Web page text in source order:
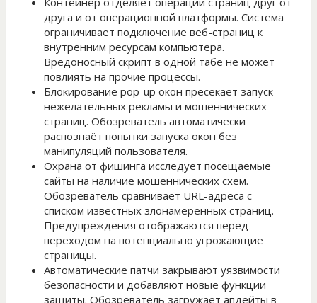
друга и от операционной платформы. Система
ограничивает подключение веб-страниц к
внутренним ресурсам компьютера.
Вредоносный скрипт в одной табе не может
повлиять на прочие процессы.
Блокирование pop-up окон пресекает запуск
нежелательных рекламы и мошеннических
страниц. Обозреватель автоматически
распознаёт попытки запуска окон без
манипуляций пользователя.
Охрана от фишинга исследует посещаемые
сайты на наличие мошеннических схем.
Обозреватель сравнивает URL-адреса с
списком известных злонамеренных страниц.
Предупреждения отображаются перед
переходом на потенциально угрожающие
страницы.
Автоматические патчи закрывают уязвимости
безопасности и добавляют новые функции
защиты. Обозреватель загружает апдейты в